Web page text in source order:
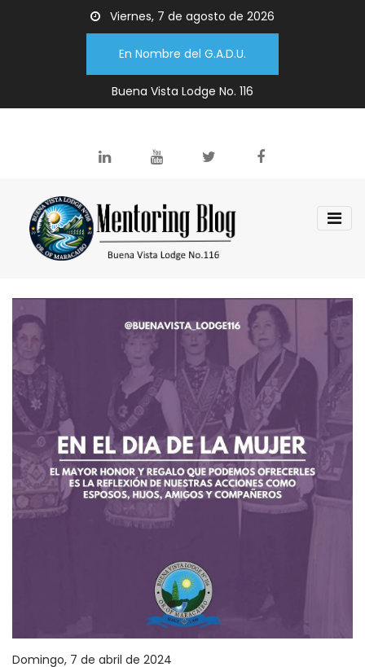
Viernes, 7 de agosto de 2026
En Nombre del G.A.D.U.
Buena Vista Lodge No. 116
Domingo, 7 de abril de 2024